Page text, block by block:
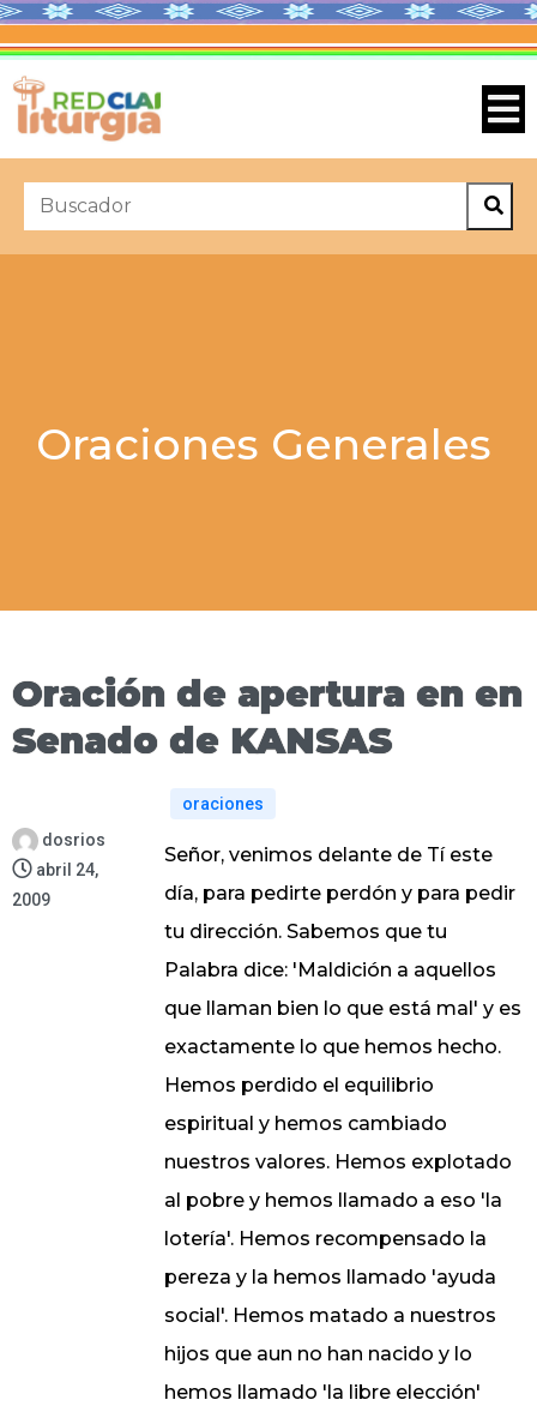
Oraciones Generales
Oración de apertura en en
Senado de KANSAS
dosrios
abril 24,
2009
oraciones
Señor, venimos delante de Tí este
día, para pedirte perdón y para pedir
tu dirección. Sabemos que tu
Palabra dice: 'Maldición a aquellos
que llaman bien lo que está mal' y es
exactamente lo que hemos hecho.
Hemos perdido el equilibrio
espiritual y hemos cambiado
nuestros valores. Hemos explotado
al pobre y hemos llamado a eso 'la
lotería'. Hemos recompensado la
pereza y la hemos llamado 'ayuda
social'. Hemos matado a nuestros
hijos que aun no han nacido y lo
hemos llamado 'la libre elección'